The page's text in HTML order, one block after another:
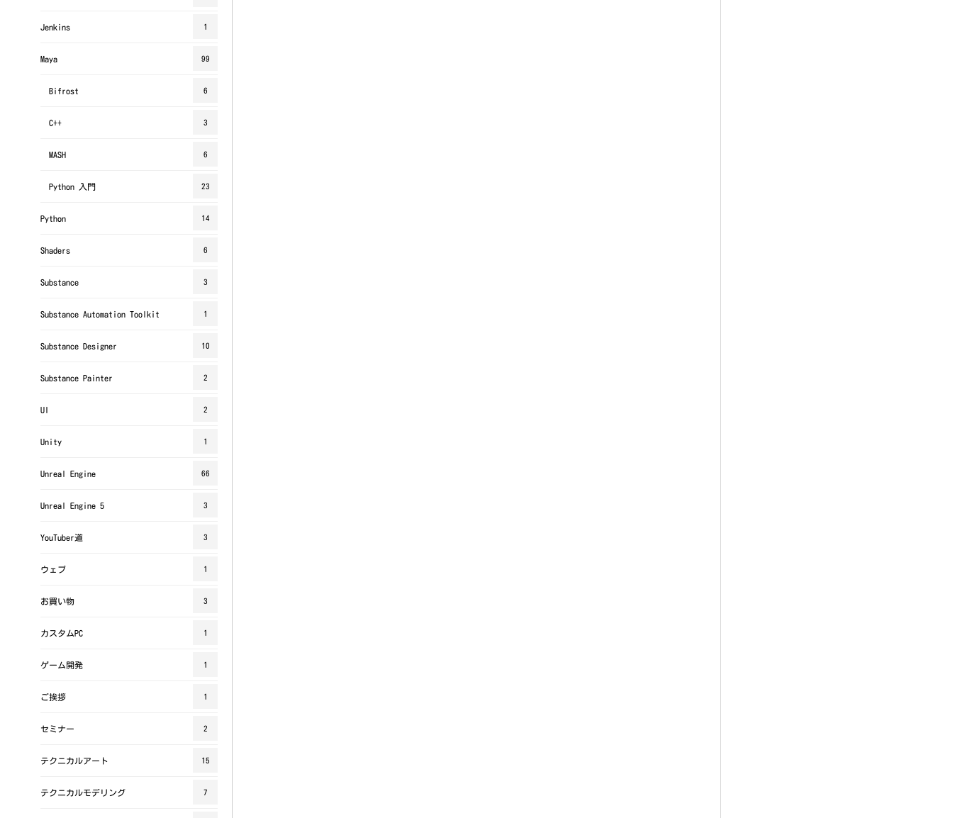
Jenkins 1
Maya 99
Bifrost 6
C++ 3
MASH 6
Python 入門 23
Python 14
Shaders 6
Substance 3
Substance Automation Toolkit 1
Substance Designer 10
Substance Painter 2
UI 2
Unity 1
Unreal Engine 66
Unreal Engine 5 3
YouTuber道 3
ウェブ 1
お買い物 3
カスタムPC 1
ゲーム開発 1
ご挨拶 1
セミナー 2
テクニカルアート 15
テクニカルモデリング 7